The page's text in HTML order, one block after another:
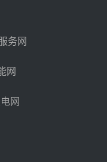
总承包项目熔盐截
疆华电天山北麓基
发电工程EPC总承
超声波流量计采购
务网
网
网